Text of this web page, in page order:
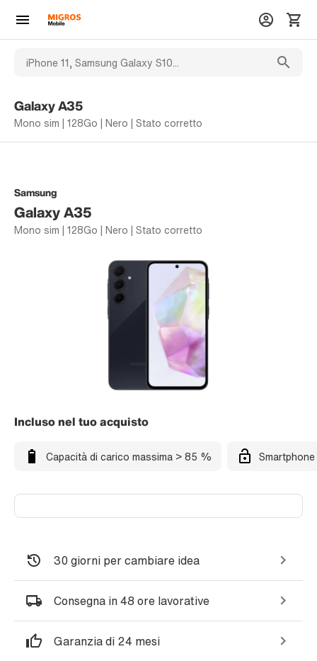
Galaxy A35
Mono sim | 128Go | Nero | Stato corretto
Samsung
Galaxy A35
Mono sim | 128Go | Nero | Stato corretto
Incluso nel tuo acquisto
Capacità di carico massima > 85 %
30 giorni per cambiare idea
Consegna in 48 ore lavorative
Garanzia di 24 mesi